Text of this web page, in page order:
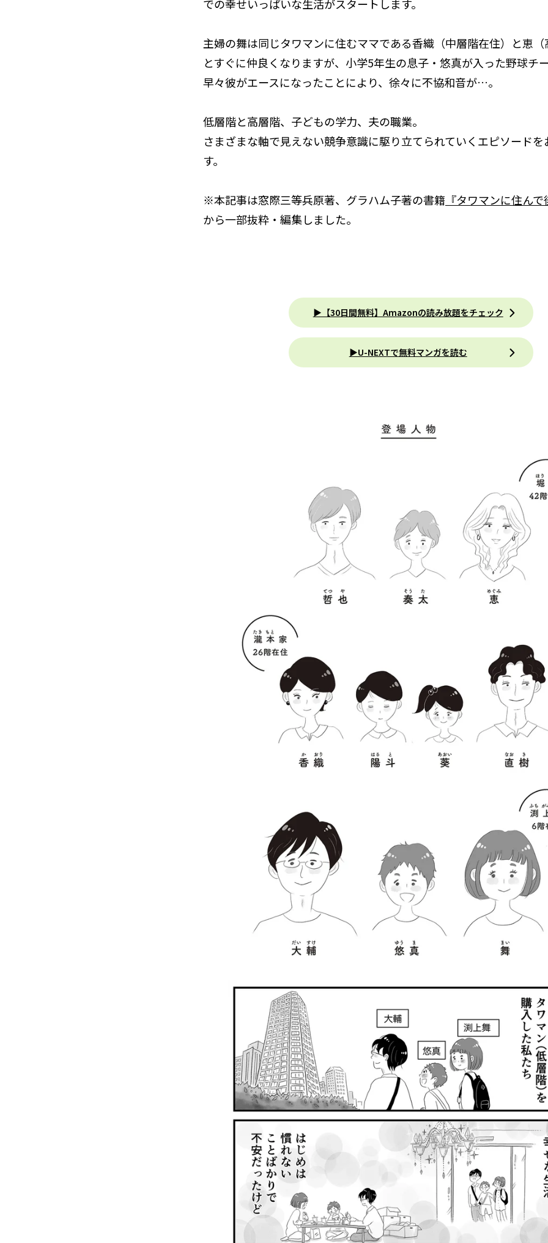
での幸せいっぱいな生活がスタートします。
主婦の舞は同じタワマンに住むママである香織（中層階在住）と恵（
とすぐに仲良くなりますが、小学5年生の息子・悠真が入った野球チ
早々彼がエースになったことにより、徐々に不協和音が…。
低層階と高層階、子どもの学力、夫の職業。
さまざまな軸で見えない競争意識に駆り立てられていくエピソードを
す。
※本記事は窓際三等兵原著、グラハム子著の書籍 『タワマンに住んで
から一部抜粋・編集しました。
▶【30日間無料】Amazonの読み放題をチェック
▶U-NEXTで無料マンガを読む